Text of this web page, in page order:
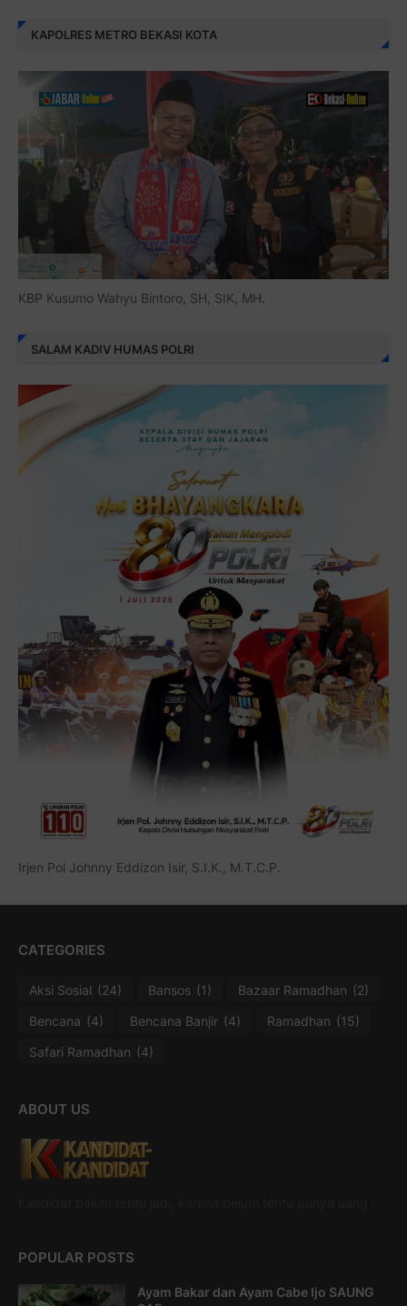
KAPOLRES METRO BEKASI KOTA
KBP Kusumo Wahyu Bintoro, SH, SIK, MH.
SALAM KADIV HUMAS POLRI
Irjen Pol Johnny Eddizon Isir, S.I.K., M.T.C.P.
CATEGORIES
Aksi Sosial (24) Bansos (1) Bazaar Ramadhan (2)
Bencana (4) Bencana Banjir (4) Ramadhan (15)
Safari Ramadhan (4)
ABOUT US
POPULAR POSTS
Ayam Bakar dan Ayam Cabe Ijo SAUNG